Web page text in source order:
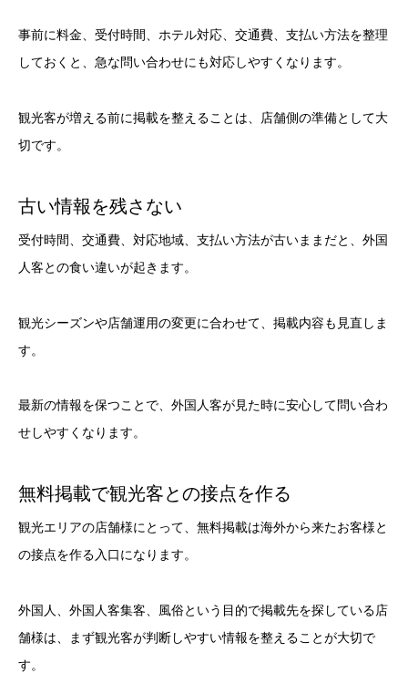
事前に料金、受付時間、ホテル対応、交通費、支払い方法を整理
しておくと、急な問い合わせにも対応しやすくなります。
観光客が増える前に掲載を整えることは、店舗側の準備として大
切です。
古い情報を残さない
受付時間、交通費、対応地域、支払い方法が古いままだと、外国
人客との食い違いが起きます。
観光シーズンや店舗運用の変更に合わせて、掲載内容も見直しま
す。
最新の情報を保つことで、外国人客が見た時に安心して問い合わ
せしやすくなります。
無料掲載で観光客との接点を作る
観光エリアの店舗様にとって、無料掲載は海外から来たお客様と
の接点を作る入口になります。
外国人、外国人客集客、風俗という目的で掲載先を探している店
舗様は、まず観光客が判断しやすい情報を整えることが大切で
す。